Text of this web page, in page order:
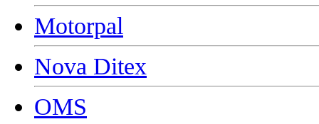
Motorpal
Nova Ditex
OMS